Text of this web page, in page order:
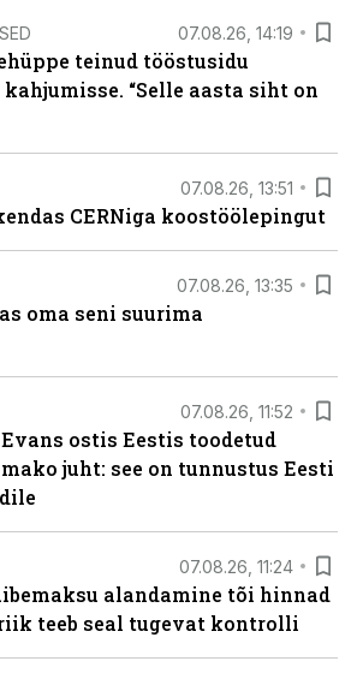
07.08.26, 14:19
teinud tööstusidu
“Selle aasta siht on
07.08.26, 13:51
CERNiga koostöölepingut
07.08.26, 13:35
oma seni suurima
07.08.26, 11:52
ostis Eestis toodetud
juht: see on tunnustus Eesti
07.08.26, 11:24
alandamine tõi hinnad
teeb seal tugevat kontrolli